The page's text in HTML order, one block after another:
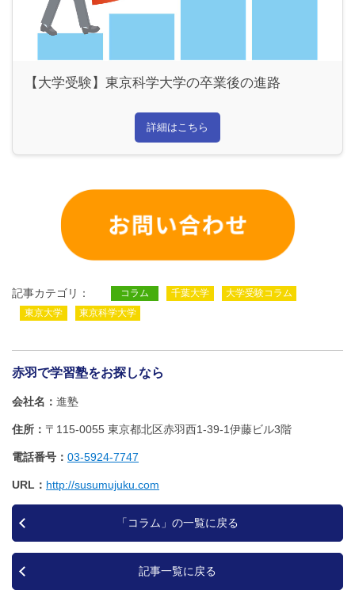
【大学受験】東京科学大学の卒業後の進路
詳細はこちら
記事カテゴリ： コラム 千葉大学
大学受験コラム
東京大学
東京科学大学
赤羽で学習塾をお探しなら
会社名 進塾
住所 〒115-0055 東京都北区赤羽西1‐39‐1伊藤ビル3階
電話番号 03-5924-7747
URL http://susumujuku.com
「コラム」の一覧に戻る
記事一覧に戻る